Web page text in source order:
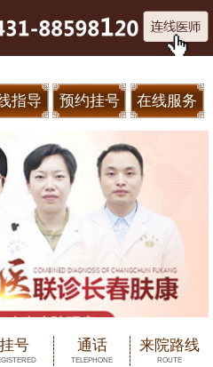
指导 预约挂号 在线服务
挂号 通话
TELEPHONE
来院路线
ROUTE